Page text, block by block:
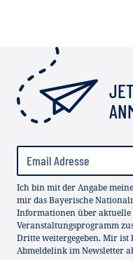
Ich bin mit der Angabe
mir das Bayerische
Informationen über aktuelle
Veranstaltungsprogramm
Dritte weitergegeben. Mir ist
Abmeldelink im Newsletter